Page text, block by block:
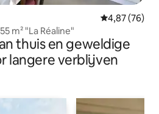
Gemiddelde
4,87 (76)
m² "La Réaline"
thuis en geweldige
langere verblijven